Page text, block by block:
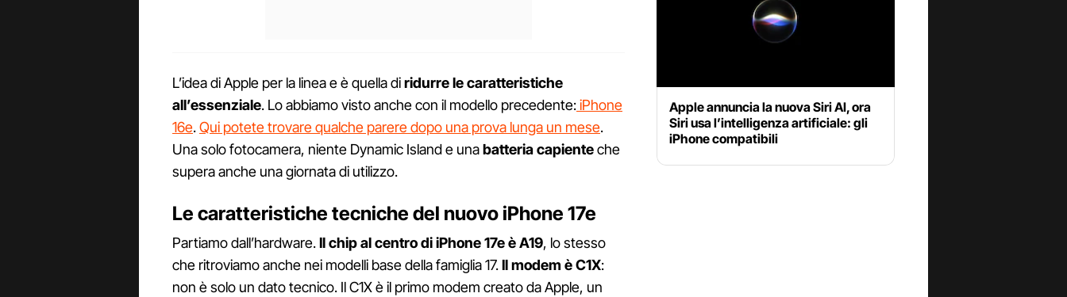
L’idea di Apple per la linea e è quella diridurre le caratteristiche
all’essenziale. Lo abbiamo visto anche con il modello precedente:iPhone
16e.Qui potete trovare qualche parere dopo una prova lunga un mese.
Una solo fotocamera, niente Dynamic Island e unabatteria capienteche
supera anche una giornata di utilizzo.
Le caratteristiche tecniche del nuovo iPhone 17e
Partiamo dall’hardware.Il chip al centro di iPhone 17e è A19, lo stesso
che ritroviamo anche nei modelli base della famiglia 17.Il modem è C1X:
non è solo un dato tecnico. Il C1X è il primo modem creato da Apple, un
Apple annuncia la nuova Siri AI, ora
Siri usa l’intelligenza artificiale: gli
iPhone compatibili